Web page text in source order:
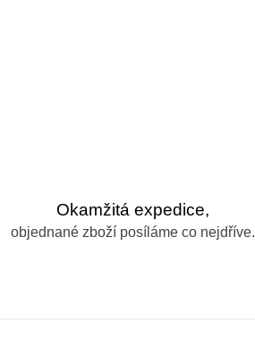
Okamžitá expedice,
objednané zboží posíláme co nejdříve.